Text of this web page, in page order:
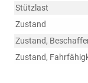
Stützlast
Zustand
Zustand,
Zustand,